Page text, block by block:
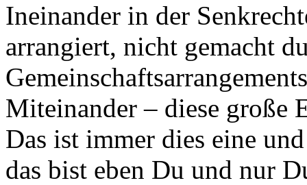
Ineinander in der
arrangiert, nicht gemacht
Miteinander – diese große
Das ist immer dies eine
das bist eben Du und nur